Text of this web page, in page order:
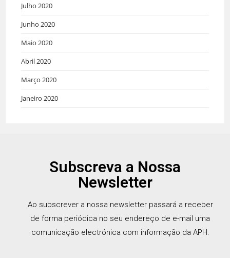
Julho 2020
Junho 2020
Maio 2020
Abril 2020
Março 2020
Janeiro 2020
Subscreva a Nossa
Newsletter
Ao subscrever a nossa newsletter passará a receber
de forma periódica no seu endereço de e-mail uma
comunicação electrónica com informação da APH.